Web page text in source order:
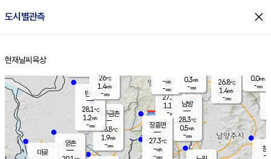
도시별관측 close
홈
현재날씨 육상
양주
27.1℃
1.1
-mm
파주금촌
28.8℃
1.9m/s
-mm
26.8℃
1.4m/s
-mm
대곶
창
탄현
28.1℃
1.2m/s
-mm
0.0m/s
-mm
양촌
은평
남방
28.3℃
0.5m/s
-mm
장흥면
27.3℃
-m/s
-mm
-m/s
-mm
26℃
1.4m/s
-mm
0.3m/s
-mm